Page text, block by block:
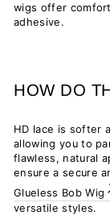
wigs offer
adhesive.
HOW DO
HD lace is softer
allowing you to
flawless, natural
ensure a secure
Glueless Bob Wig
versatile styles.